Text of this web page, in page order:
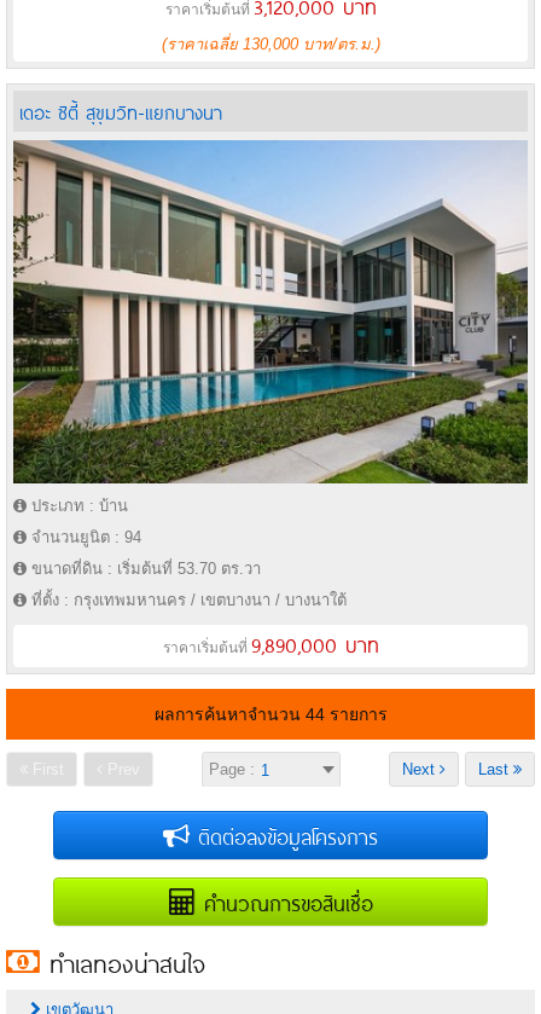
ราคาเริ่มต้นที่
(ราคาเฉลี่ย 130,000 บาท/ตร.ม.)
เดอะ ซิตี้ สุขุมวิท-แยกบางนา
ประเภท : บ้าน
จำนวนยูนิต : 94
ขนาดที่ดิน : เริ่มต้นที่ 53.70 ตร.วา
ที่ตั้ง : กรุงเทพมหานคร / เขตบางนา / บางนาใต้
ราคาเริ่มต้นที่ 9,890,000 บาท
ผลการค้นหาจำนวน 44 รายการ
First Prev Page : Last
Next
ติดต่อลงข้อมูลโครงการ
คำนวณการขอสินเชื่อ
ทำเลทองน่าสนใจ
เขตวัฒนา